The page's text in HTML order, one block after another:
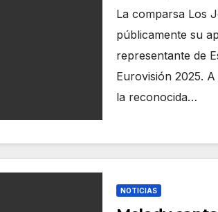
La comparsa Los
públicamente su
representante de
Eurovisión 2025.
la reconocida…
NOTICIAS